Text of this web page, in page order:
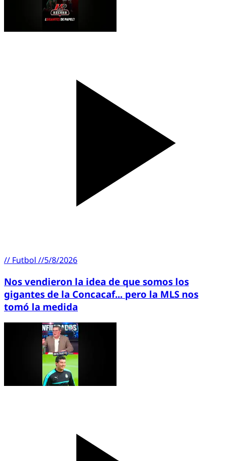
// Futbol //5/8/2026
Nos vendieron la idea de que somos los
gigantes de la Concacaf... pero la MLS nos
tomó la medida